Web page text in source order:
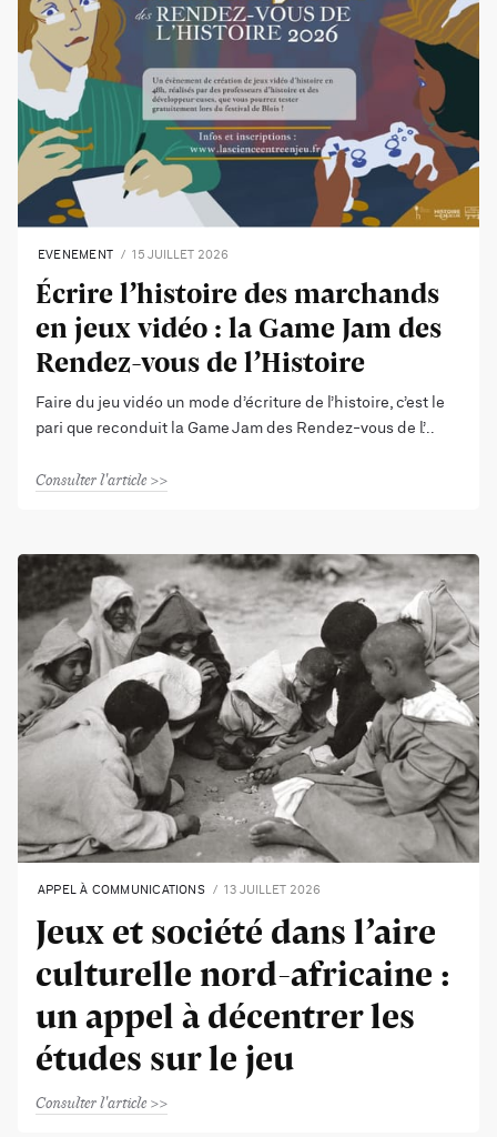
EVENEMENT 15 JUILLET 2026
Écrire l’histoire des marchands
en jeux vidéo : la Game Jam des
Rendez-vous de l’Histoire
Faire du jeu vidéo un mode d’écriture de l’histoire, c’est le
pari que reconduit la Game Jam des Rendez-vous de l’
Consulter l'article
APPEL À COMMUNICATIONS 13 JUILLET 2026
Jeux et société dans l’aire
culturelle nord-africaine :
un appel à décentrer les
études sur le jeu
Consulter l'article